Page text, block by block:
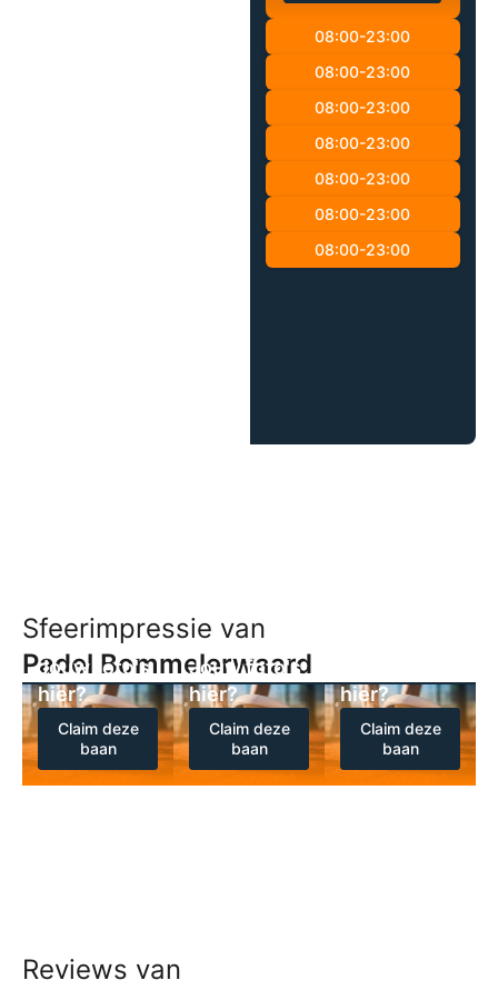
08:00-23:00
08:00-23:00
08:00-23:00
08:00-23:00
08:00-23:00
08:00-23:00
08:00-23:00
Sfeerimpressie van
Padel Bommelerwaard
Jouw foto's
hier?
Claim deze
baan
Jouw foto's
hier?
Claim deze
baan
hier?
Claim deze
baan
Reviews van